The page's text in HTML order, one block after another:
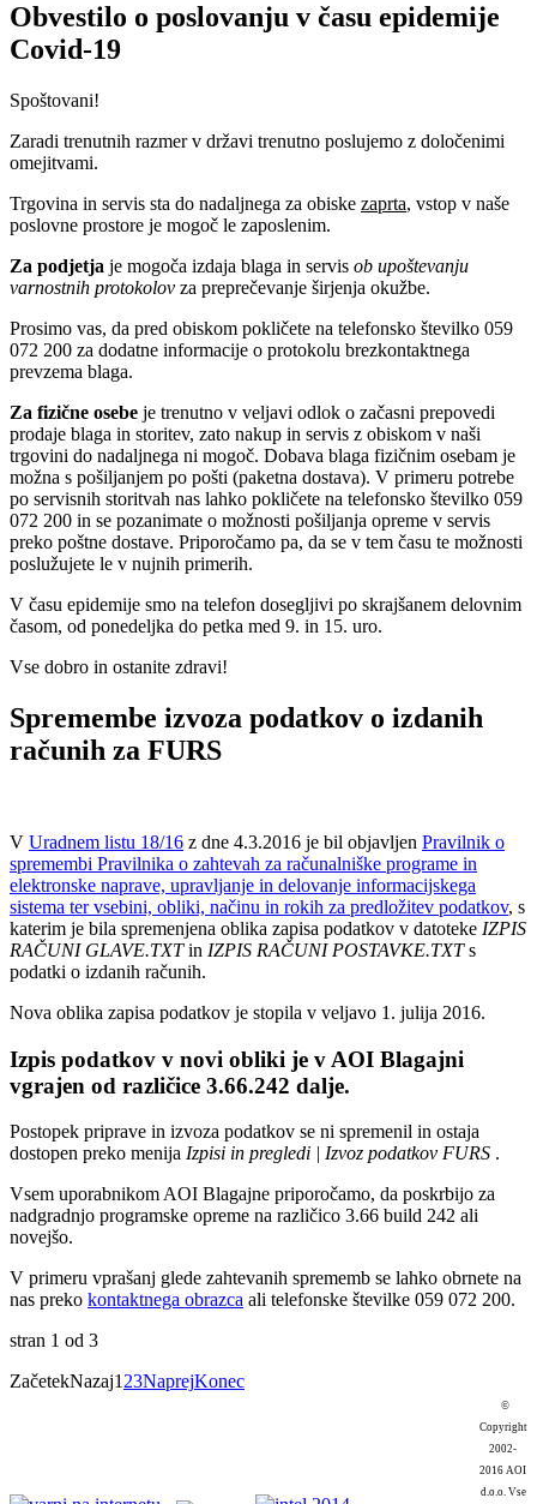
Obvestilo o poslovanju v času epidemije
Covid-19
Spoštovani!
Zaradi trenutnih razmer v državi trenutno poslujemo z določenimi
omejitvami.
Trgovina in servis sta do nadaljnega za obiske zaprta, vstop v naše
poslovne prostore je mogoč le zaposlenim.
Za podjetja je mogoča izdaja blaga in servis ob upoštevanju
varnostnih protokolov za preprečevanje širjenja okužbe.
Prosimo vas, da pred obiskom pokličete na telefonsko številko 059
072 200 za dodatne informacije o protokolu brezkontaktnega
prevzema blaga.
Za fizične osebe je trenutno v veljavi odlok o začasni prepovedi
prodaje blaga in storitev, zato nakup in servis z obiskom v naši
trgovini do nadaljnega ni mogoč. Dobava blaga fizičnim osebam je
možna s pošiljanjem po pošti (paketna dostava). V primeru potrebe
po servisnih storitvah nas lahko pokličete na telefonsko številko 059
072 200 in se pozanimate o možnosti pošiljanja opreme v servis
preko poštne dostave. Priporočamo pa, da se v tem času te možnosti
poslužujete le v nujnih primerih.
V času epidemije smo na telefon dosegljivi po skrajšanem delovnim
časom, od ponedeljka do petka med 9. in 15. uro.
Vse dobro in ostanite zdravi!
Spremembe izvoza podatkov o izdanih
računih za FURS
V Uradnem listu 18/16 z dne 4.3.2016 je bil objavljen Pravilnik o
spremembi Pravilnika o zahtevah za računalniške programe in
elektronske naprave, upravljanje in delovanje informacijskega
sistema ter vsebini, obliki, načinu in rokih za predložitev podatkov, s
katerim je bila spremenjena oblika zapisa podatkov v datoteke IZPIS
RAČUNI GLAVE.TXTin IZPIS RAČUNI POSTAVKE.TXTs
podatki o izdanih računih.
Nova oblika zapisa podatkov je stopila v veljavo 1. julija 2016.
Izpis podatkov v novi obliki je v AOI Blagajni
vgrajen od različice 3.66.242 dalje.
Postopek priprave in izvoza podatkov se ni spremenil in ostaja
dostopen preko menija Izpisi in pregledi | Izvoz podatkov FURS .
Vsem uporabnikom AOI Blagajne priporočamo, da poskrbijo za
nadgradnjo programske opreme na različico 3.66 build 242 ali
novejšo.
V primeru vprašanj glede zahtevanih sprememb se lahko obrnete na
nas preko kontaktnega obrazca ali telefonske številke 059 072 200.
stran 1 od 3
ZačetekNazaj1 23NaprejKonec
©
Copyright
2002-
2016 AOI
d.o.o. Vse